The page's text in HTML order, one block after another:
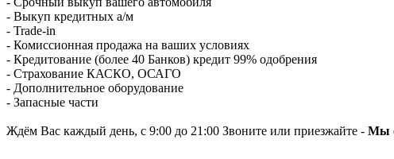
- Выкуп кредитных а/м
- Trade-in
- Комиссионная продажа на ваших условиях
- Кредитование (более 40 Банков) кредит 99% одобрения
- Страхование КАСКО, ОСАГО
- Дополнительное оборудование
- Запасные части
Ждём Вас каждый день, с 9:00 до 21:00 Звоните или приезжайте - Мы